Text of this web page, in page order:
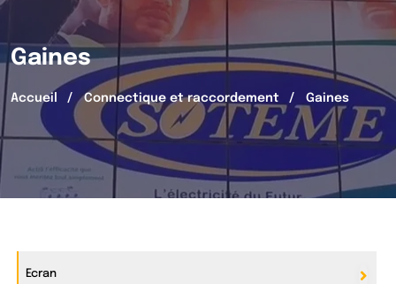
Gaines
Accueil Connectique et raccordement Gaines
Ecran